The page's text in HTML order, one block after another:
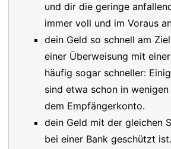
und dir die geringe
immer voll und im Voraus
dein Geld so schnell am
einer Überweisung mit
häufig sogar schneller:
sind etwa schon in
dem Empfängerkonto.
dein Geld mit der gleichen
bei einer Bank geschützt ist.